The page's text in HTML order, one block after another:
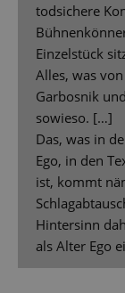
todsichere
Einzelstück
Alles, was
Garbosnik
sowieso. […]
Das, was in
Ego, in den
ist, kommt
Hintersinn
als Alter Ego